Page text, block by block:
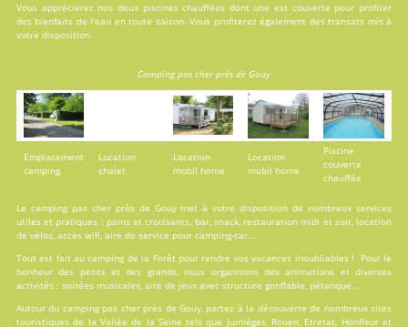
Vous apprécierez nos deux piscineschauffées dont une est couverte pour profiter
des bienfaits de l'eau en toute saison. Vous profiterez également des transats mis à
votre disposition.
Camping pas cher près de Gouy
Emplacement
camping
Location
chalet
Location
mobil home
Location
mobil home
Piscine
couverte
chauffée
Le camping pas cher près de Gouy met à votre disposition de nombreux services
utiles et pratiques : pains et croissants, bar, snack, restauration midi et soir, location
de vélos, accès wifi, aire de service pour camping-car...
Tout est fait aucamping de la Forêtpour rendre vos vacances inoubliables ! Pour le
bonheur des petits et des grands, nous organisons des animations et diverses
activités : soirées musicales, aire de jeux avec structure gonflable, pétanque...
Autour du camping pas cher près de Gouy, partez à la découverte de nombreux sites
touristiques de la Vallée de la Seine tels que Jumièges, Rouen, Etretat, Honfleur et